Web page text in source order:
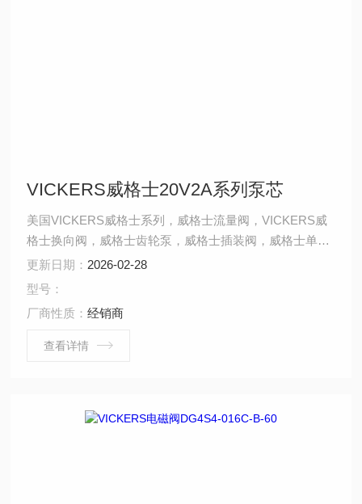
VICKERS威格士20V2A系列泵芯
美国VICKERS威格士系列，威格士流量阀，VICKERS威
格士换向阀，威格士齿轮泵，威格士插装阀，威格士单向
阀，威格士伺服阀，威格士比例阀.vickers威格士20V2A系
列泵芯：具有高压、噪音低、长寿命、易维护、高效率等
更新日期： 2026-02-28
型号：
厂商性质：经销商
查看详情